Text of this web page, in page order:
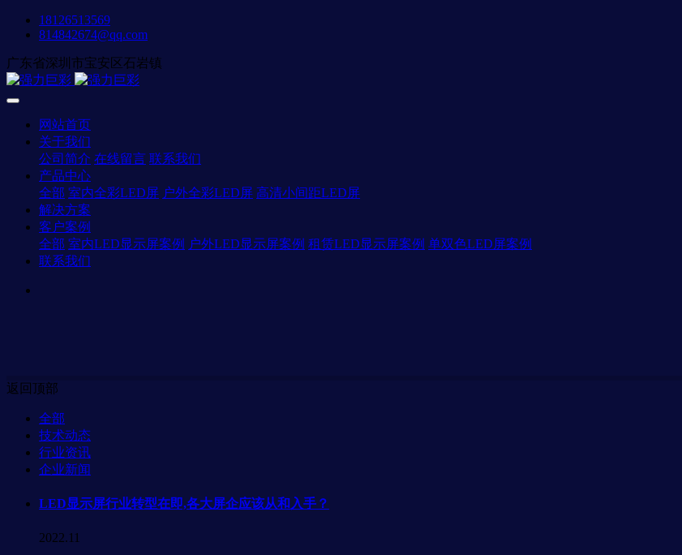
18126513569
814842674@qq.com
广东省深圳市宝安区石岩镇
网站首页
关于我们
公司简介 在线留言 联系我们
产品中心
全部 室内全彩LED屏 户外全彩LED屏 高清小间距LED屏
解决方案
客户案例
全部 室内LED显示屏案例 户外LED显示屏案例 租赁LED显示屏案例 单双色LED屏案例
联系我们
返回顶部
全部
技术动态
行业资讯
企业新闻
LED显示屏行业转型在即,各大屏企应该从和入手？
2022.11